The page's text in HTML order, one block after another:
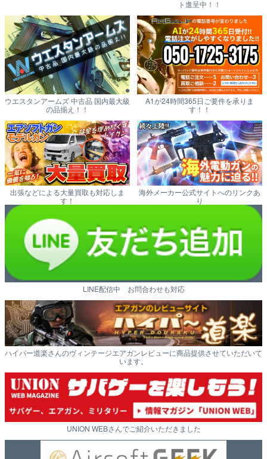
ト進呈中！！
ウエスタンアームズ 中古品 国内最大級
の品揃え！！
A1が24時間365日ご要件を承りま
す！！
出張などによる大量買取も対応しま
す！
海外メーカー公式サイトへのリンクあ
り
LINE配信中 お問合わせも対応
ハイパー道楽さんのヴィンテージエアガンレビューに商品提供させていただいて
います。
UNION WEBさんでご紹介いただきました